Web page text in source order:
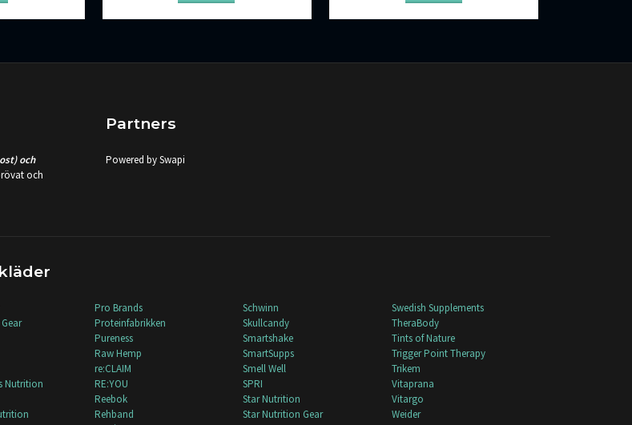
och
och
Partners
Powered by Swapi
Nutrition
Pro Brands
Proteinfabrikken
Pureness
Raw Hemp
re:CLAIM
RE:YOU
Reebok
Rehband
Schwinn
Skullcandy
Smartshake
SmartSupps
Smell Well
SPRI
Star Nutrition
Star Nutrition Gear
Swedish Supplements
TheraBody
Tints of Nature
Trigger Point Therapy
Trikem
Vitaprana
Vitargo
Weider